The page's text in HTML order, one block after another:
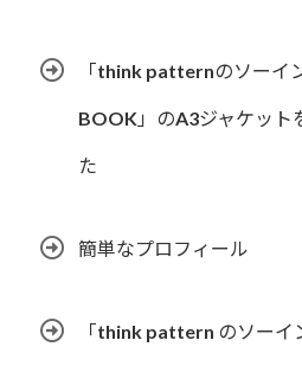
「think patternのソーイ
BOOK」のA3ジャケット
た
簡単なプロフィール
「think pattern のソーイ